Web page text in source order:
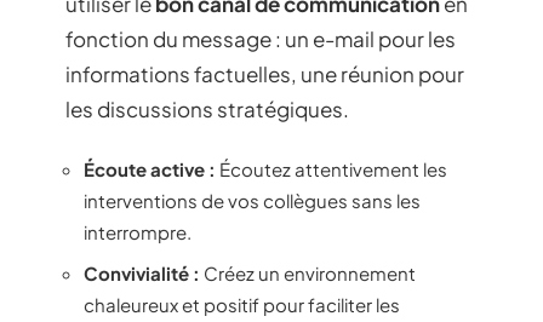
fonction du message : un e-mail pour les
informations factuelles, une réunion pour
les discussions stratégiques.
Écoute active : Écoutez attentivement les
interventions de vos collègues sans les
interrompre.
Convivialité : Créez un environnement
chaleureux et positif pour faciliter les